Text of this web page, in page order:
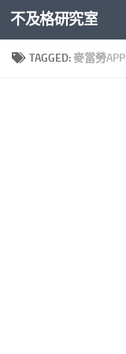
Skip to content
不及格研究室
TAGGED:麥當勞APP